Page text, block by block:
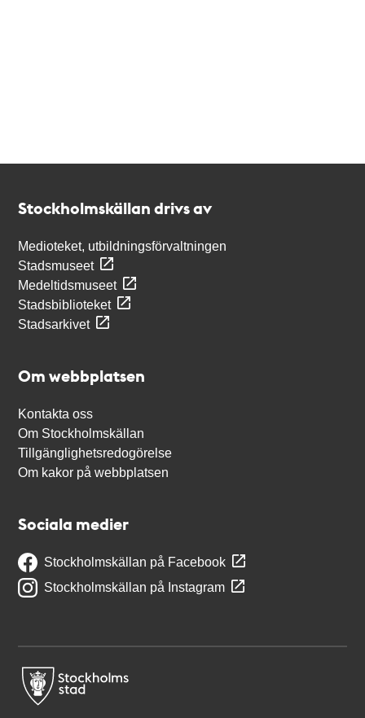
Stockholmskällan drivs av
Medioteket, utbildningsförvaltningen
Stadsmuseet
Medeltidsmuseet
Stadsbiblioteket
Stadsarkivet
Om webbplatsen
Kontakta oss
Om Stockholmskällan
Tillgänglighetsredogörelse
Om kakor på webbplatsen
Sociala medier
Stockholmskällan på Facebook
Stockholmskällan på Instagram